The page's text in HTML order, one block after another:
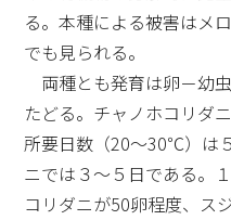
る。本種による被害はメ
でも見られる。
両種とも発育は卵－幼
たどる。チャノホコリダ
所要日数（20～30℃）は
ニでは３～５日である。
コリダニが50卵程度、ス